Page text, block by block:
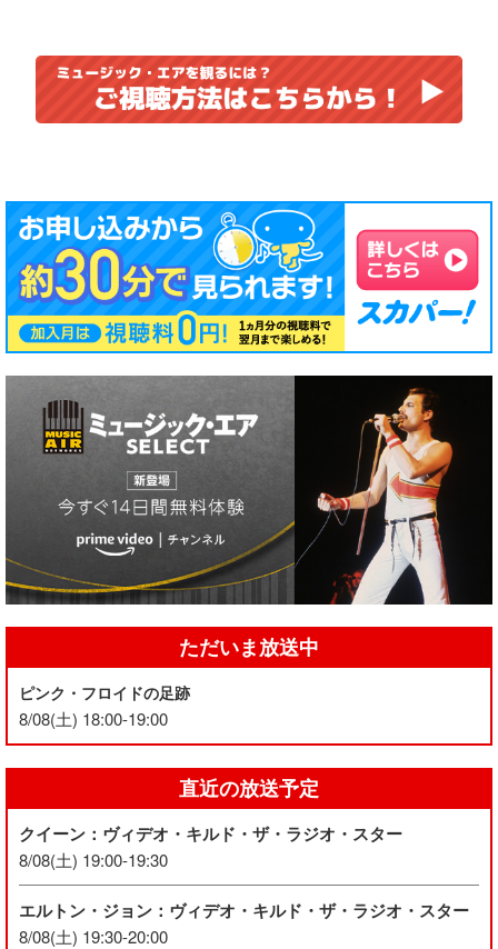
ただいま放送中
ピンク・フロイドの足跡
8/08(土) 18:00-19:00
直近の放送予定
クイーン：ヴィデオ・キルド・ザ・ラジオ・スター
8/08(土) 19:00-19:30
エルトン・ジョン：ヴィデオ・キルド・ザ・ラジオ・スター
8/08(土) 19:30-20:00